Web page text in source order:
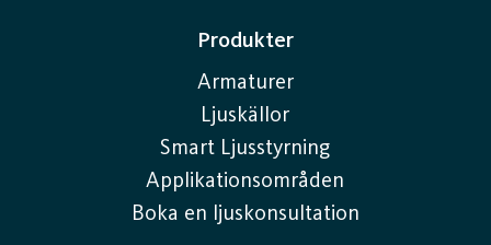
Produkter
Armaturer
Ljuskällor
Smart Ljusstyrning
Applikationsområden
Boka en ljuskonsultation